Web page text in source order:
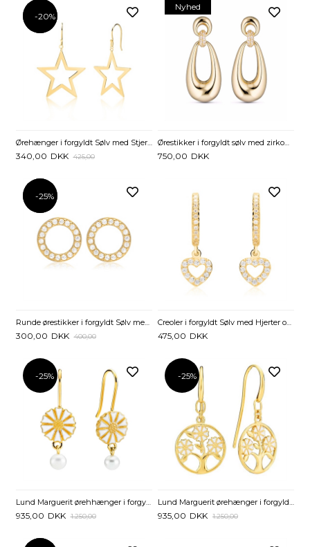
-20%
-20%
Ørehænger i forgyldt Sølv med Stjerner
340,00 DKK 425,00
Nyhed
Ørestikker i forgyldt sølv med zirkonia - Ovalt design
750,00 DKK
-25%
-25%
Runde ørestikker i forgyldt Sølv med Zirkonia
300,00 DKK 400,00
Creoler i forgyldt Sølv med Hjerter og Zirkoniasten
475,00 DKK
-25%
Lund Marguerit ørehhænger i forgyldt Sølv med Perle
935,00 DKK 1.250,00
-25%
Lund Marguerit ørehænger i forgyldt Sølv med Livets Træ
935,00 DKK 1.250,00